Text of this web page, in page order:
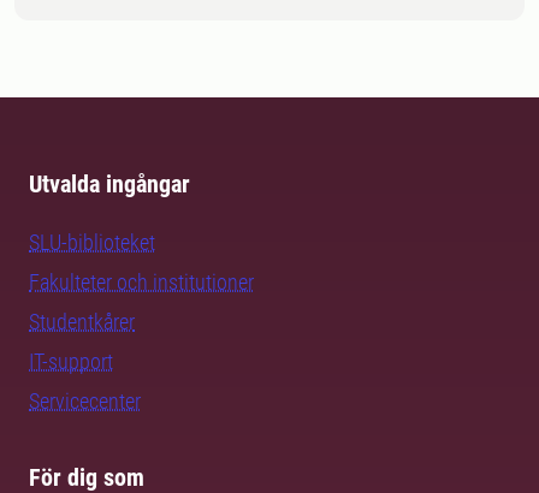
Utvalda ingångar
SLU-biblioteket
Fakulteter och institutioner
Studentkårer
IT-support
Servicecenter
För dig som